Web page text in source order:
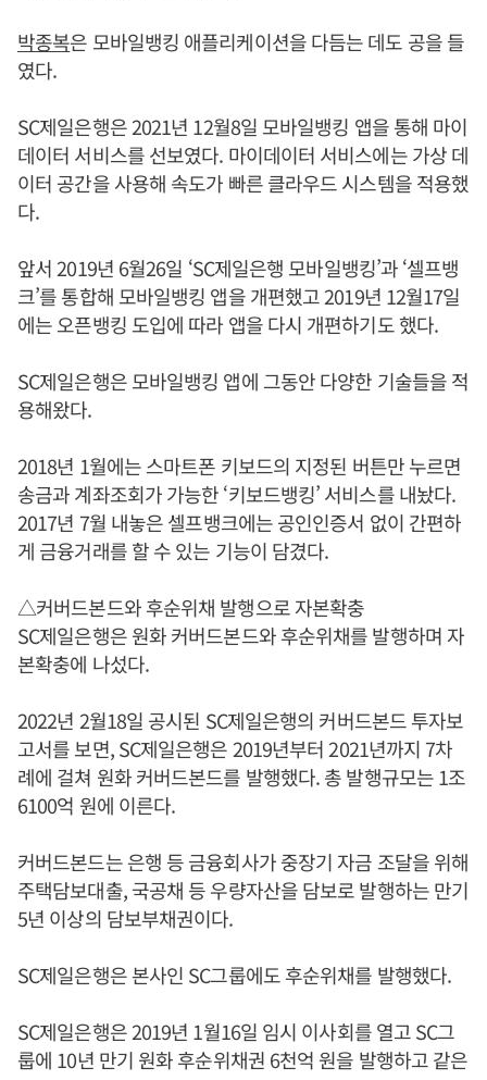
박종복은 모바일뱅킹 애플리케이션을 다듬는 데도 공을 들
였다.
SC제일은행은 2021년 12월8일 모바일뱅킹 앱을 통해 마이
데이터 서비스를 선보였다. 마이데이터 서비스에는 가상 데
이터 공간을 사용해 속도가 빠른 클라우드 시스템을 적용했
다.
앞서 2019년 6월26일 ‘SC제일은행 모바일뱅킹’과 ‘셀프뱅
크’를 통합해 모바일뱅킹 앱을 개편했고 2019년 12월17일
에는 오픈뱅킹 도입에 따라 앱을 다시 개편하기도 했다.
SC제일은행은 모바일뱅킹 앱에 그동안 다양한 기술들을 적
용해왔다.
2018년 1월에는 스마트폰 키보드의 지정된 버튼만 누르면
송금과 계좌조회가 가능한 ‘키보드뱅킹’ 서비스를 내놨다.
2017년 7월 내놓은 셀프뱅크에는 공인인증서 없이 간편하
게 금융거래를 할 수 있는 기능이 담겼다.
△커버드본드와 후순위채 발행으로 자본확충
SC제일은행은 원화 커버드본드와 후순위채를 발행하며 자
본확충에 나섰다.
2022년 2월18일 공시된 SC제일은행의 커버드본드 투자보
고서를 보면, SC제일은행은 2019년부터 2021년까지 7차
례에 걸쳐 원화 커버드본드를 발행했다. 총 발행규모는 1조
6100억 원에 이른다.
커버드본드는 은행 등 금융회사가 중장기 자금 조달을 위해
주택담보대출, 국공채 등 우량자산을 담보로 발행하는 만기
5년 이상의 담보부채권이다.
SC제일은행은 본사인 SC그룹에도 후순위채를 발행했다.
SC제일은행은 2019년 1월16일 임시 이사회를 열고 SC그
룹에 10년 만기 원화 후순위채권 6천억 원을 발행하고 같은